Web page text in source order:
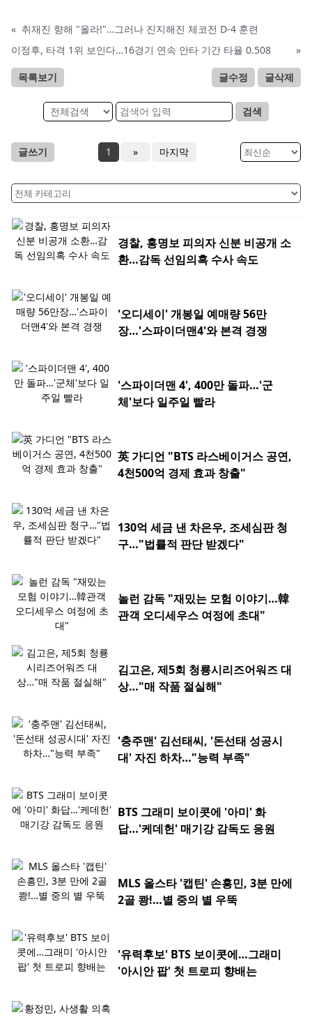
« 취재진 향해 "올라!"…그러나 진지해진 체코전 D-4 훈련
이정후, 타격 1위 보인다…16경기 연속 안타 기간 타율 0.508
»
목록보기 글수정 글삭제
검색
글쓰기 1 » 마지막
경찰, 홍명보 피의자 신분 비공개 소
환…감독 선임의혹 수사 속도
'오디세이' 개봉일 예매량 56만
장…'스파이더맨4'와 본격 경쟁
'스파이더맨 4', 400만 돌파…'군
체'보다 일주일 빨라
英 가디언 "BTS 라스베이거스 공연,
4천500억 경제 효과 창출"
130억 세금 낸 차은우, 조세심판 청
구…"법률적 판단 받겠다"
놀런 감독 "재밌는 모험 이야기…韓
관객 오디세우스 여정에 초대"
김고은, 제5회 청룡시리즈어워즈 대
상…"매 작품 절실해"
'충주맨' 김선태씨, '돈선태 성공시
대' 자진 하차…"능력 부족"
BTS 그래미 보이콧에 '아미' 화
답…'케데헌' 매기강 감독도 응원
MLS 올스타 '캡틴' 손흥민, 3분 만에
2골 쾅!…별 중의 별 우뚝
'유력후보' BTS 보이콧에…그래미
'아시안 팝' 첫 트로피 향배는